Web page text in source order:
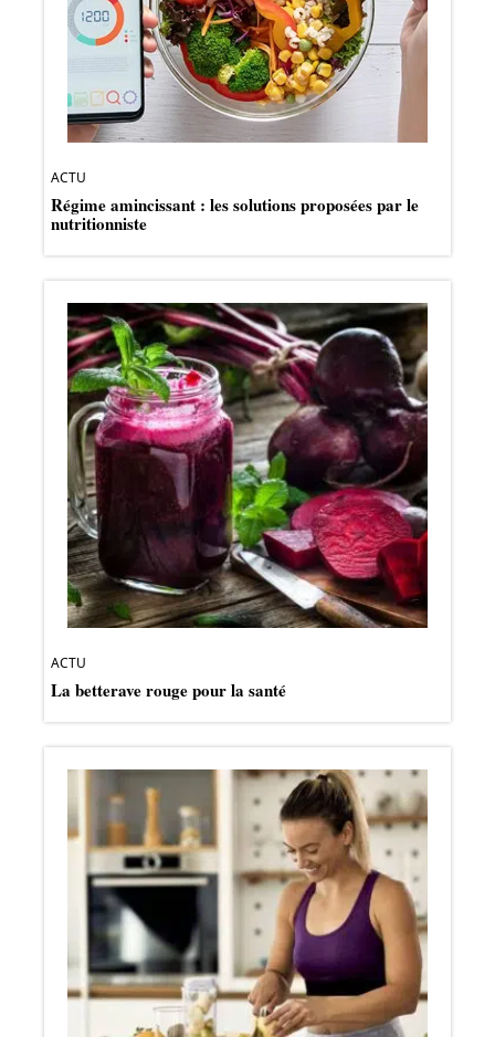
ACTU
Régime amincissant : les solutions proposées par le
nutritionniste
ACTU
La betterave rouge pour la santé